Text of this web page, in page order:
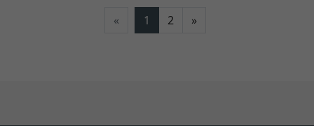
« 1 2 »Verder